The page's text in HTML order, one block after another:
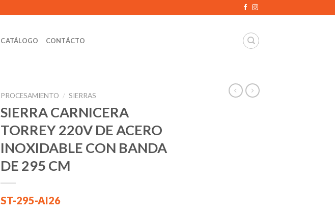
CATÁLOGO CONTÁCTO
PROCESAMIENTO / SIERRAS
SIERRA CARNICERA
TORREY 220V DE ACERO
INOXIDABLE CON BANDA
DE 295 CM
ST-295-AI26